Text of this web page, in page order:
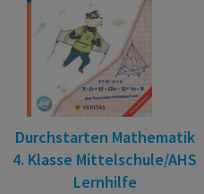
Durchstarten Mathematik
4. Klasse Mittelschule/AHS
Lernhilfe